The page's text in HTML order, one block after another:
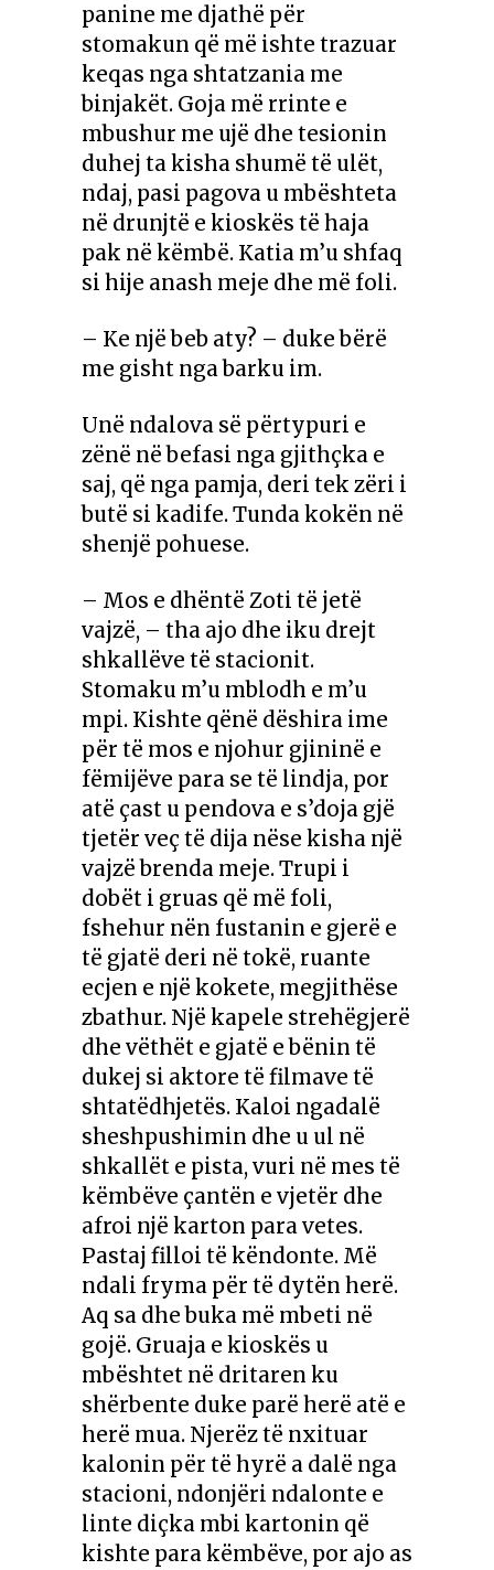
panine me djathë për
stomakun që më ishte trazuar
keqas nga shtatzania me
binjakët. Goja më rrinte e
mbushur me ujë dhe tesionin
duhej ta kisha shumë të ulët,
ndaj, pasi pagova u mbështeta
në drunjtë e kioskës të haja
pak në këmbë. Katia m’u shfaq
si hije anash meje dhe më foli.
– Ke një beb aty? – duke bërë
me gisht nga barku im.
Unë ndalova së përtypuri e
zënë në befasi nga gjithçka e
saj, që nga pamja, deri tek zëri i
butë si kadife.Tunda kokën në
shenjë pohuese.
– Mos e dhëntë Zoti të jetë
vajzë, – tha ajo dhe iku drejt
shkallëve të stacionit.
Stomaku m’u mblodh e m’u
mpi. Kishte qënë dëshira ime
për të mos e njohur gjininë e
fëmijëve para se të lindja, por
atë çast u pendova e s’doja gjë
tjetër veç të dija nëse kisha një
vajzë brenda meje. Trupi i
dobët i gruas që më foli,
fshehur nën fustanin e gjerë e
të gjatë deri në tokë, ruante
ecjen e një kokete, megjithëse
zbathur. Një kapele strehëgjerë
dhe vëthët e gjatë e bënin të
dukej si aktore të filmave të
shtatëdhjetës. Kaloi ngadalë
sheshpushimin dhe u ul në
shkallët e pista, vuri në mes të
këmbëve çantën e vjetër dhe
afroi një karton para vetes.
Pastaj filloi të këndonte. Më
ndali fryma për të dytën herë.
Aq sa dhe buka më mbeti në
gojë. Gruaja e kioskës u
mbështet në dritaren ku
shërbente duke parë herë atë e
herë mua. Njerëz të nxituar
kalonin për të hyrë a dalë nga
stacioni, ndonjëri ndalonte e
linte diçka mbi kartonin që
kishte para këmbëve, por ajo as